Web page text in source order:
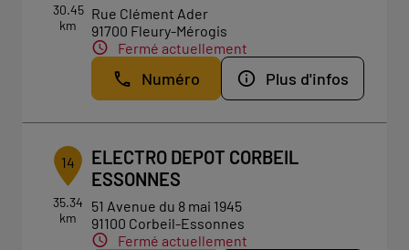
30.45
km
Rue Clément Ader
91700 Fleury-Mérogis
Fermé actuellement
Numéro Plus d'infos
14
35.34
km
ELECTRO DEPOT CORBEIL
ESSONNES
51 Avenue du 8 mai 1945
91100 Corbeil-Essonnes
Fermé actuellement